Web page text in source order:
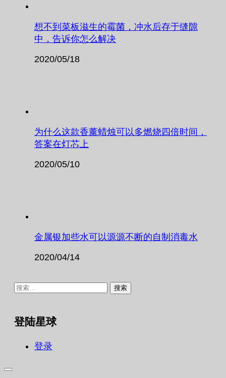
想不到菜板滋生的霉菌，冲水后存于缝隙
中，告诉你怎么解决
2020/05/18
为什么这款香薰蜡烛可以多燃烧四倍时间，
答案在灯芯上
2020/05/10
金属银加些水可以源源不断的自制消毒水
2020/04/14
搜
登陆星球
登录